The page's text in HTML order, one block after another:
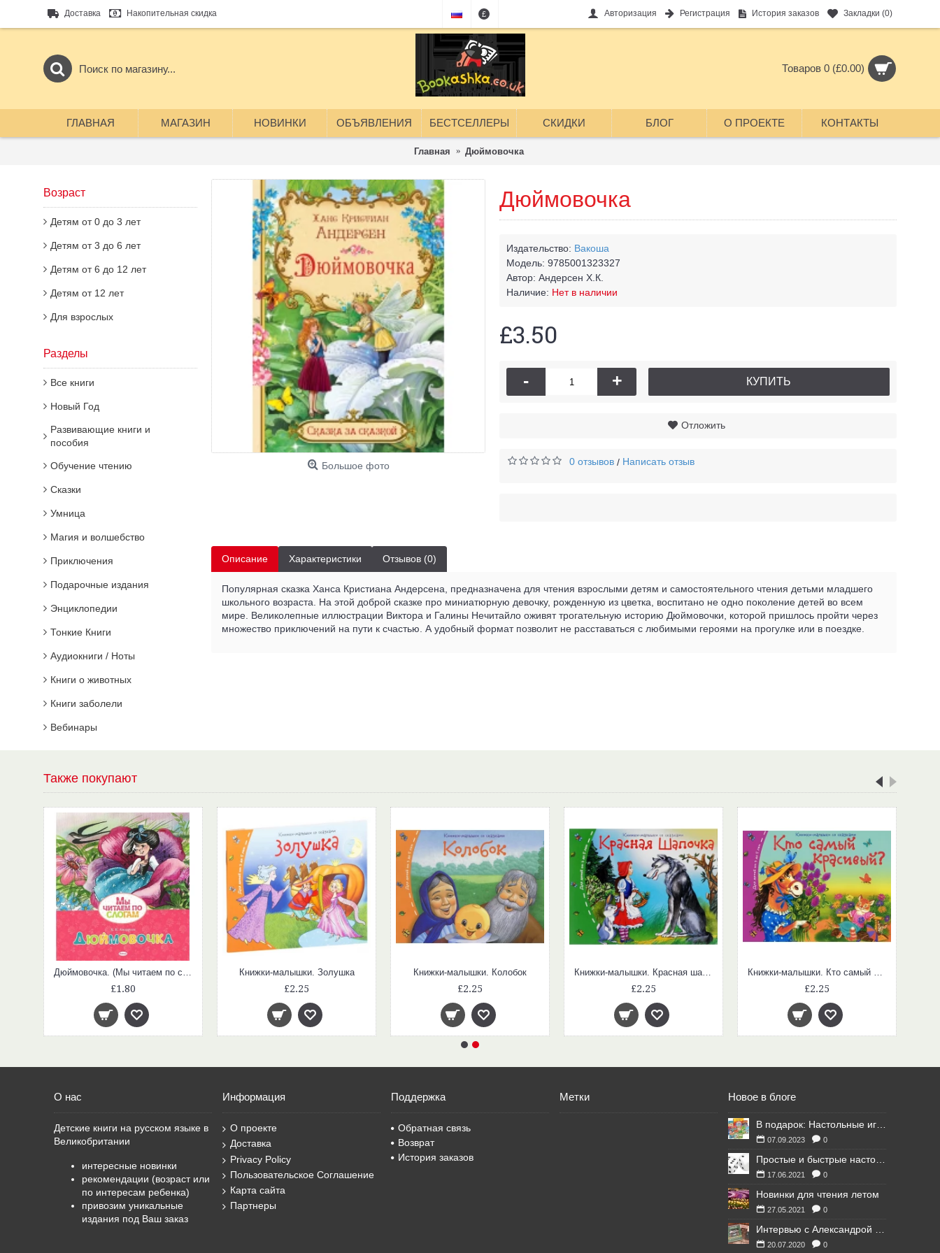
Доставка Накопительная скидка £ Авторизация Регистрация История заказов Закладки (0)
Товаров 0 (£0.00)
ГЛАВНАЯ МАГАЗИН НОВИНКИ ОБЪЯВЛЕНИЯ БЕСТСЕЛЛЕРЫ СКИДКИ БЛОГ О ПРОЕКТЕ КОНТАКТЫ
Главная Дюймовочка
Возраст
Детям от 0 до 3 лет
Детям от 3 до 6 лет
Детям от 6 до 12 лет
Детям от 12 лет
Для взрослых
Разделы
Все книги
Новый Год
Развивающие книги и
пособия
Обучение чтению
Сказки
Умница
Магия и волшебство
Приключения
Подарочные издания
Энциклопедии
Тонкие Книги
Аудиокниги / Ноты
Книги о животных
Книги заболели
Вебинары
Большое фото
Дюймовочка
Издательство: Вакоша
Модель: 9785001323327
Автор: Андерсен Х.К.
Наличие: Нет в наличии
£3.50
- + КУПИТЬ
Отложить
0 отзывов / Написать отзыв
Описание Характеристики Отзывов (0)
Популярная сказка Ханса Кристиана Андерсена, предназначена для чтения взрослыми детям и самостоятельного чтения детьми младшего
школьного возраста. На этой доброй сказке про миниатюрную девочку, рожденную из цветка, воспитано не одно поколение детей во всем
мире. Великолепные иллюстрации Виктора и Галины Нечитайло оживят трогательную историю Дюймовочки, которой пришлось пройти через
множество приключений на пути к счастью. А удобный формат позволит не расставаться с любимыми героями на прогулке или в поездке.
Также покупают
Дюймовочка. (Мы читаем по слогам)
£1.80
Книжки-малышки. Золушка
£2.25
Книжки-малышки. Колобок
£2.25
Книжки-малышки. Красная шапочка
£2.25
Книжки-малышки. Кто самый красивый?
£2.25
О нас
Детские книги на русском языке в
Великобритании
интересные новинки
рекомендации (возраст или
по интересам ребенка)
привозим уникальные
издания под Ваш заказ
Информация
О проекте
Доставка
Privacy Policy
Пользовательское Соглашение
Карта сайта
Партнеры
Поддержка
Обратная связь
Возврат
История заказов
Метки Новое в блоге
07.09.2023 0
17.06.2021 0
Новинки для чтения летом
27.05.2021 0
20.07.2020 0